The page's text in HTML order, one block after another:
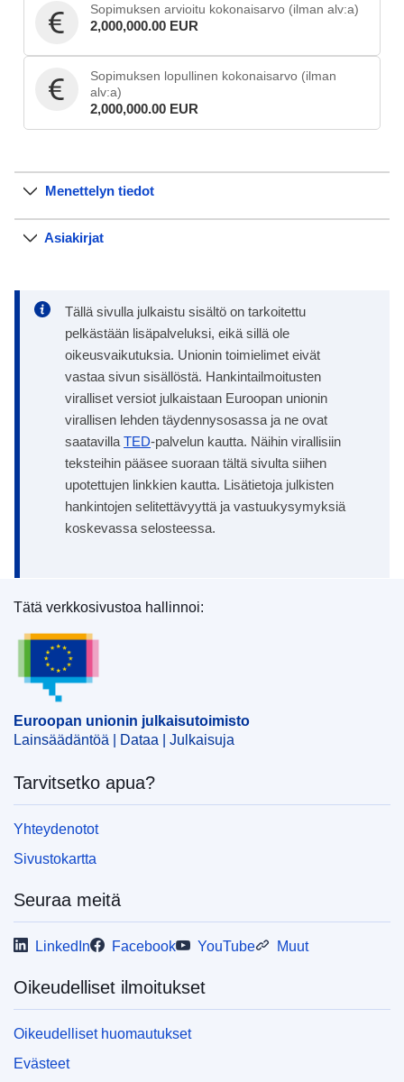
Sopimuksen arvioitu kokonaisarvo (ilman alv:a)
2,000,000.00 EUR
Sopimuksen lopullinen kokonaisarvo (ilman
alv:a)
2,000,000.00 EUR
Menettelyn tiedot
Asiakirjat
Tällä sivulla julkaistu sisältö on tarkoitettu
pelkästään lisäpalveluksi, eikä sillä ole
oikeusvaikutuksia. Unionin toimielimet eivät
vastaa sivun sisällöstä. Hankintailmoitusten
viralliset versiot julkaistaan Euroopan unionin
virallisen lehden täydennysosassa ja ne ovat
saatavilla TED-palvelun kautta. Näihin virallisiin
teksteihin pääsee suoraan tältä sivulta siihen
upotettujen linkkien kautta. Lisätietoja julkisten
hankintojen selitettävyyttä ja vastuukysymyksiä
koskevassa selosteessa.
Euroopan unionin julkaisutoimisto
Tätä verkkosivustoa hallinnoi:
Euroopan unionin julkaisutoimisto
Lainsäädäntöä | Dataa | Julkaisuja
Tarvitsetko apua?
Yhteydenotot
Sivustokartta
Seuraa meitä
LinkedIn Facebook YouTube Muut
Oikeudelliset ilmoitukset
Oikeudelliset huomautukset
Evästeet